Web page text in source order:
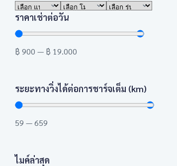
ราคาเช่าต่อวัน
฿ 900 — ฿ 19.000
ระยะทางวิ่งได้ต่อการชาร์จเต็ม (km)
59 —659
ไมค์ล่าสุด